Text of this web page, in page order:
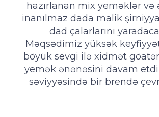
hazırlanan mix yeməklər və
inanılmaz dada malik
dad çalarlarını
Məqsədimiz yüksək
böyük sevgi ilə xidmət
yemək ənənəsini davam
səviyyəsində bir brendə